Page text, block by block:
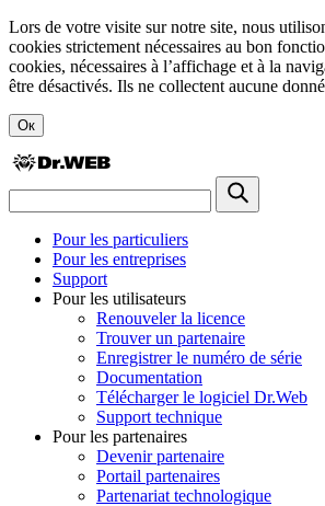
Lors de votre visite sur notre site, nous
cookies strictement nécessaires au bon
cookies, nécessaires à l’affichage et à la
être désactivés. Ils ne collectent aucune
Ок
Pour les particuliers
Pour les entreprises
Support
Pour les utilisateurs
Renouveler la licence
Trouver un partenaire
Enregistrer le numéro de série
Documentation
Télécharger le logiciel Dr.Web
Support technique
Pour les partenaires
Devenir partenaire
Portail partenaires
Partenariat technologique